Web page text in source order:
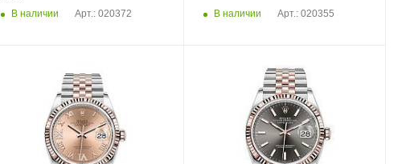
В наличии
Арт.: 020372 В наличии Арт.: 020355